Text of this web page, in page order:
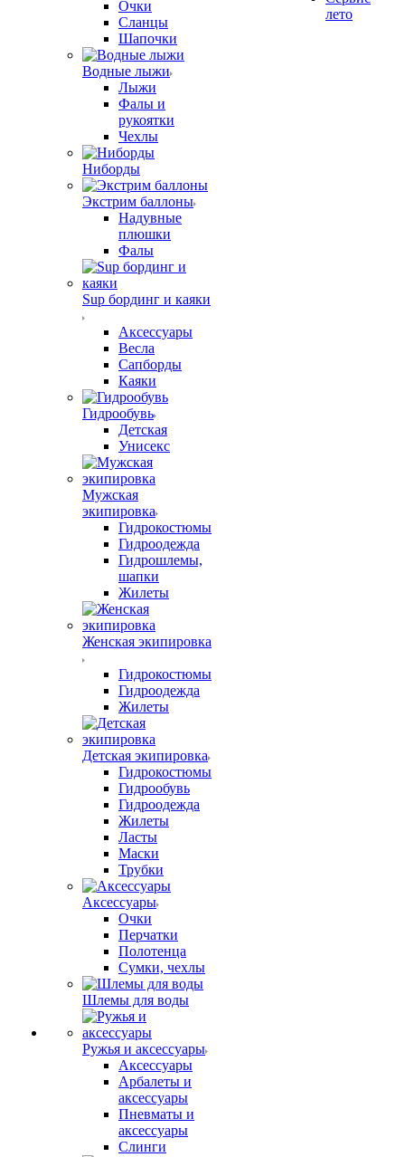
Очки
Сланцы
Шапочки
Водные лыжи
Лыжи
Фалы и
рукоятки
Чехлы
Ниборды
Экстрим баллоны
Надувные
плюшки
Фалы
Sup бординг и каяки
Аксессуары
Весла
Сапборды
Каяки
Гидрообувь
Детская
Унисекс
Мужская
экипировка
Гидрокостюмы
Гидроодежда
Гидрошлемы,
шапки
Жилеты
Женская экипировка
Гидрокостюмы
Гидроодежда
Жилеты
Детская экипировка
Гидрокостюмы
Гидрообувь
Гидроодежда
Жилеты
Ласты
Маски
Трубки
Аксессуары
Очки
Перчатки
Полотенца
Сумки, чехлы
Шлемы для воды
Ружья и аксессуары
Аксессуары
Арбалеты и
аксессуары
Пневматы и
аксессуары
Слинги
лето